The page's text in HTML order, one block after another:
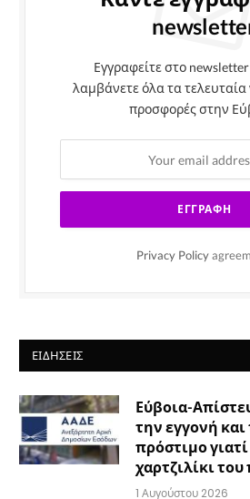
Εγγραφείτε στο
λαμβάνετε όλα τα τελευταία
προσφορές στην
Privacy Policy
ΕΙΔΉΣΕΙΣ
Εύβοια-
την εγγονή
πρόστιμο
χαρτζιλίκι
1 Αυγούστου 2026